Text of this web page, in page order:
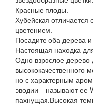
Красные плоды.
Хубейская
цветением.
Посадите оба дерева
Настоящая находка
Одно взрослое дерево
высококачественного
но с характерным
эводии – называют ее
пахнущая.Высокая